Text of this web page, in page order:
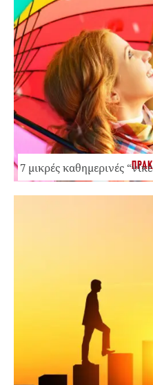
7 μικρές καθημερινές